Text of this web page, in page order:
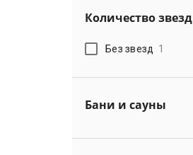
Количество звезд
Без звезд 1
Бани и сауны